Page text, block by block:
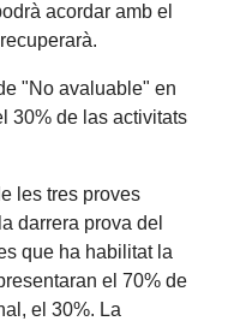
acordar amb el
"No avaluable" en
30% de las activitats
les tres proves
darrera prova del
que ha habilitat la
el 70% de
el 30%. La